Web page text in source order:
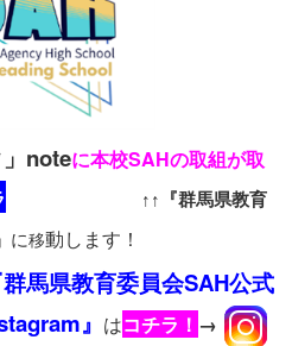
noteに本校SAHの取組が取
↑↑『群馬県教育
に移動します！
群馬県教育委員会SAH公式
』 はコチラ！ →